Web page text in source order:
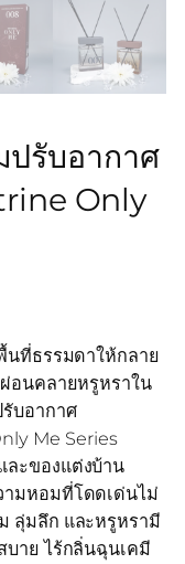
ปรับอากาศ
Only
นที่ธรรมดาให้กลาย
อนคลายหรูหราใน
บอากาศ
Me Series
ละของแต่งบ้าน
มหอมที่โดดเด่นไม่
ลุ่มลึก และหรูหรามี
บาย ไร้กลิ่นฉุนเคมี